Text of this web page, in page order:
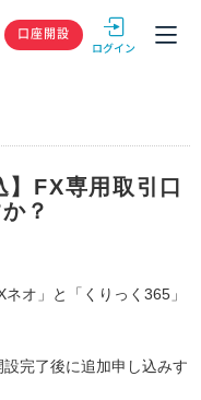
GMOクリック
口座開設
】FX専用取引口
？
オ」と「くりっく365」
完了後に追加申し込みす